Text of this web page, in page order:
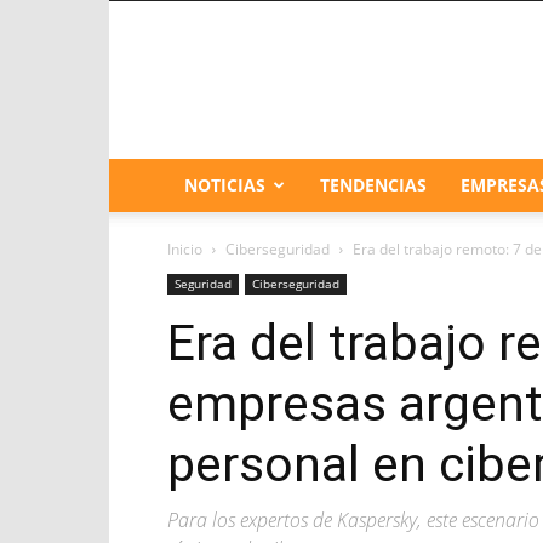
NOTICIAS TENDENCIAS
Inicio Ciberseguridad Era del trabajo remoto: 7
Seguridad Ciberseguridad
Era del trabajo
empresas
personal en
Para los expertos de Kaspersky, este